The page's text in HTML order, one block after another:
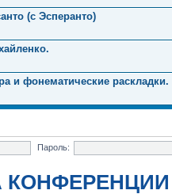
(с Эсперанто)
и фонематические раскладки.
Пароль:
КОНФЕРЕНЦИИ